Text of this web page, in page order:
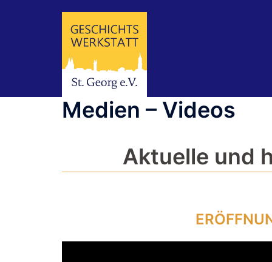
Medien – Videos
Aktuelle und